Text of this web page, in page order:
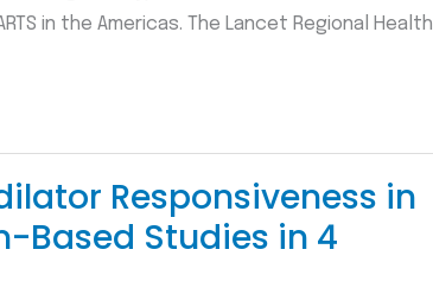
in the Americas. The Lancet Regional Health
Responsiveness in
Based Studies in 4